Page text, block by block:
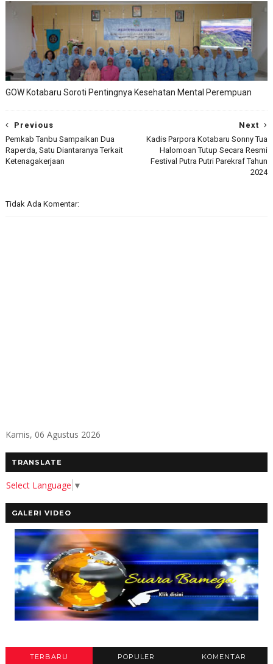
GOW Kotabaru Soroti Pentingnya Kesehatan Mental Perempuan
Next
Kadis Parpora Kotabaru Sonny Tua
Halomoan Tutup Secara Resmi
Festival Putra Putri Parekraf Tahun
2024
Previous
Pemkab Tanbu Sampaikan Dua
Raperda, Satu Diantaranya Terkait
Ketenagakerjaan
Tidak Ada Komentar:
Kamis, 06 Agustus 2026
TRANSLATE
Select Language ▼
GALERI VIDEO
TERBARU POPULER KOMENTAR